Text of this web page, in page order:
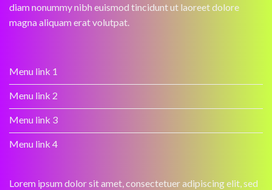
diam nonummy nibh euismod tincidunt ut laoreet dolore
magna aliquam erat volutpat.
Menu link 1
Menu link 2
Menu link 3
Menu link 4
Lorem ipsum dolor sit amet, consectetuer adipiscing elit, sed